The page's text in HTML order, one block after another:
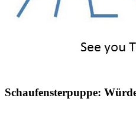
Schaufensterpuppe: